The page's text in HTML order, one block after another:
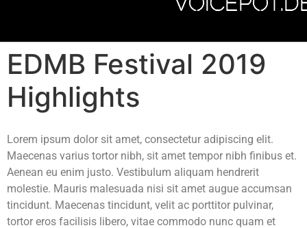
EDMB Festival 2019
Highlights
Lorem ipsum dolor sit amet, consectetur adipiscing elit.
Maecenas varius tortor nibh, sit amet tempor nibh finibus et.
Aenean eu enim justo. Vestibulum aliquam hendrerit
molestie. Mauris malesuada nisi sit amet augue accumsan
tincidunt. Maecenas tincidunt, velit ac porttitor pulvinar,
tortor eros facilisis libero, vitae commodo nunc quam et